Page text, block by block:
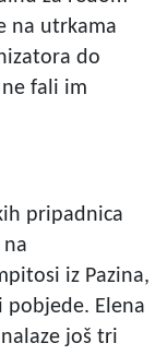
na utrkama
do
fali im
pripadnica
iz Pazina,
pobjede. Elena
još tri